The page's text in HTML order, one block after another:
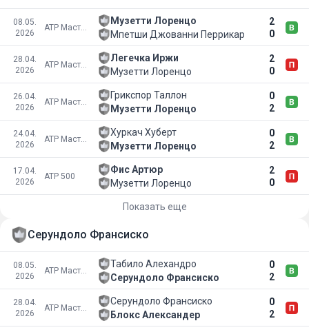
08.05.
2026
ATP Мастерс 1000
Музетти Лоренцо
2
0
Мпетши Джованни Перрикар
28.04.
2026
ATP Мастерс 1000
Легечка Иржи
2
0
Музетти Лоренцо
26.04.
2026
ATP Мастерс 1000
Грикспор Таллон
0
2
Музетти Лоренцо
24.04.
2026
ATP Мастерс 1000
Хуркач Хуберт
0
2
Музетти Лоренцо
17.04.
2026
ATP 500
Фис Артюр
2
0
Музетти Лоренцо
Показать еще
Серундоло Франсиско
08.05.
2026
ATP Мастерс 1000
Табило Алехандро
0
2
Серундоло Франсиско
28.04.
2026
ATP Мастерс 1000
Серундоло Франсиско
0
2
Блокс Александер